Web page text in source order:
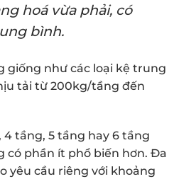
hoá vừa phải, có
bình.
giống như các loại kệ trung
tải từ 200kg/tầng đến
4 tầng, 5 tầng hay 6 tầng
có phần ít phổ biến hơn. Đa
yêu cầu riêng với khoảng